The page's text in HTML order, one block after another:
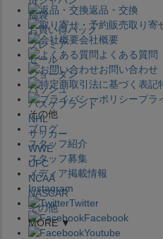
返品・交換
取り寄
会社概要
よくある質問
お問い合わせ
プラ
その他
ブログ
スタッフ紹介
スタッフ募集
メディア掲載情報
Instagram
Twitter
Facebook
Youtube
福袋
お買い得パック
プレミア
セール
ジョーダン
バッシュ
バスケブランド
NHL
サッカー
WWE
UFC
NCAA
NASCAR
その他
MORE ▼